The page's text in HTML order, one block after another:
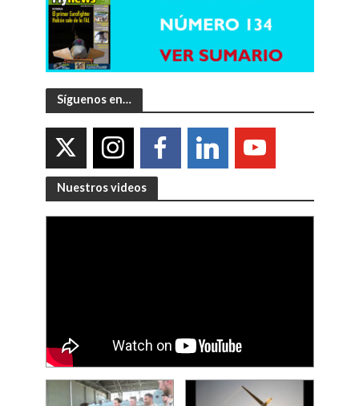
Síguenos en…
Nuestros videos